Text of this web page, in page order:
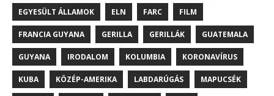
EGYESÜLT ÁLLAMOK ELN FARC FILM
FRANCIA GUYANA GERILLA GERILLÁK GUATEMALA
GUYANA IRODALOM KOLUMBIA KORONAVÍRUS
KUBA KÖZÉP-AMERIKA LABDARÚGÁS MAPUCSÉK